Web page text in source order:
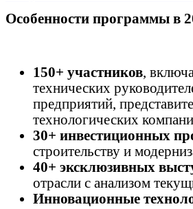
Особенности программы в
150+ участников,
технических
предприятий,
технологических
30+ инвестиционных
строительству и
40+ эксклюзивных
отрасли с анализом
Инновационные